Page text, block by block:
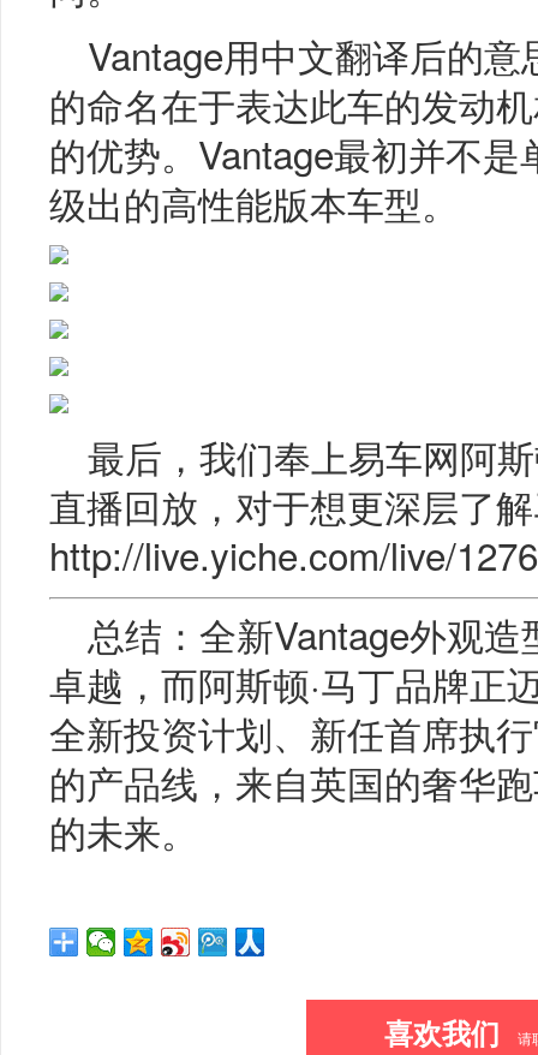
Vantage用中文翻译后的意
的命名在于表达此车的发动
的优势。Vantage最初并不
级出的高性能版本车型。
最后，我们奉上易车网阿
直播回放，对于想更深层了
http://live.yiche.com/live/
总结：全新Vantage外观
卓越，而阿斯顿·马丁品牌正
全新投资计划、新任首席执
的产品线，来自英国的奢华
的未来。
喜欢我们 请